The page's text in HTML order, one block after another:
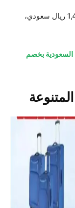
مجموعة حقائق السفر مع العجلات: بسعر 1,499 ريال سعودي،
السعودية بخصم